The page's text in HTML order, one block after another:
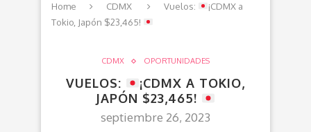
Home CDMX Vuelos:
¡CDMX a
Tokio, Japón $23,465!
CDMX OPORTUNIDADES
VUELOS:
¡CDMX A TOKIO,
JAPÓN $23,465!
septiembre 26, 2023